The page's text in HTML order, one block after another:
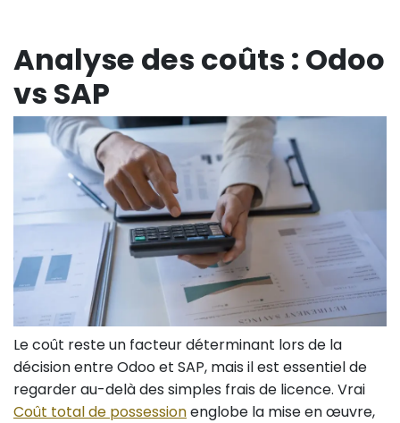
Analyse des coûts : Odoo
vs SAP
Le coût reste un facteur déterminant lors de la
décision entre Odoo et SAP, mais il est essentiel de
regarder au-delà des simples frais de licence. Vrai
Coût total de possessionenglobe la mise en œuvre,